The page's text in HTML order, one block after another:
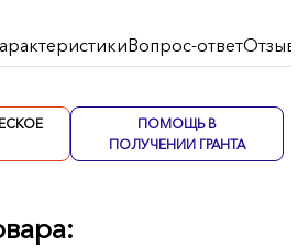
Вопрос-ответОтзывы
ПОМОЩЬ В
ПОЛУЧЕНИИ ГРАНТА